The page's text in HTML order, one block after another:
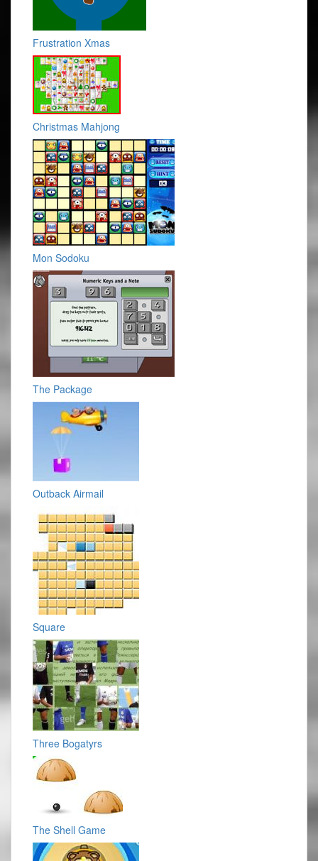
Frustration Xmas
Christmas Mahjong
Mon Sodoku
The Package
Outback Airmail
Square
Three Bogatyrs
The Shell Game